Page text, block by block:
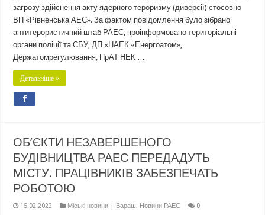
загрозу здійснення акту ядерного тероризму (диверсії) стосовно
ВП «Рівненська АЕС». За фактом повідомлення було зібрано
антитерористичний штаб РАЕС, проінформовано територіальні
органи поліції та СБУ, ДП «НАЕК «Енергоатом»,
Держатомрегулювання, ПрАТ НЕК …
Детальніше »
ОБ’ЄКТИ НЕЗАВЕРШЕНОГО
БУДІВНИЦТВА РАЕС ПЕРЕДАДУТЬ
МІСТУ. ПРАЦІВНИКІВ ЗАБЕЗПЕЧАТЬ
РОБОТОЮ
15.02.2022 Міські новини | Вараш, Новини РАЕС 0